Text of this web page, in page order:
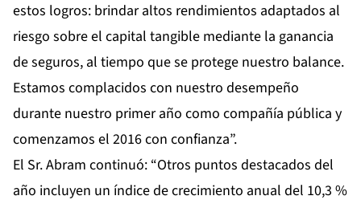
estos logros: brindar altos rendimientos adaptados al
riesgo sobre el capital tangible mediante la ganancia
de seguros, al tiempo que se protege nuestro balance.
Estamos complacidos con nuestro desempeño
durante nuestro primer año como compañía pública y
comenzamos el 2016 con confianza”.
El Sr. Abram continuó: “Otros puntos destacados del
año incluyen un índice de crecimiento anual del 10,3 %